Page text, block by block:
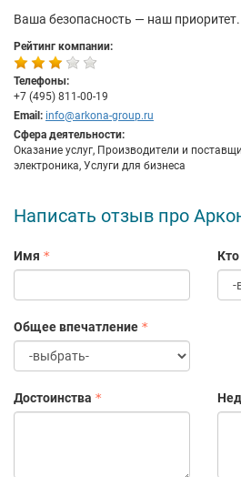
Ваша безопасность — наш приоритет.
Рейтинг компании:
Телефоны:
+7 (495) 811-00-19
Email: info@arkona-group.ru
Сфера деятельности:
Оказание услуг, Производители и
электроника, Услуги для бизнеса
Написать отзыв про
Имя
Общее впечатление
Достоинства